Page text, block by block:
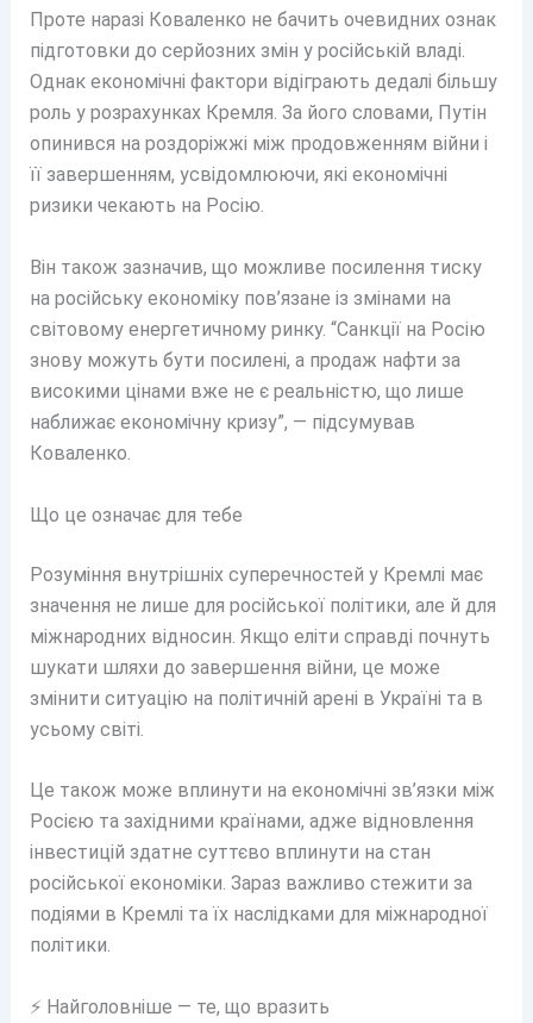
Проте наразі Коваленко не бачить очевидних ознак
підготовки до серйозних змін у російській владі.
Однак економічні фактори відіграють дедалі більшу
роль у розрахунках Кремля. За його словами, Путін
опинився на роздоріжжі між продовженням війни і
її завершенням, усвідомлюючи, які економічні
ризики чекають на Росію.
Він також зазначив, що можливе посилення тиску
на російську економіку пов’язане із змінами на
світовому енергетичному ринку. “Санкції на Росію
знову можуть бути посилені, а продаж нафти за
високими цінами вже не є реальністю, що лише
наближає економічну кризу”, — підсумував
Коваленко.
Що це означає для тебе
Розуміння внутрішніх суперечностей у Кремлі має
значення не лише для російської політики, але й для
міжнародних відносин. Якщо еліти справді почнуть
шукати шляхи до завершення війни, це може
змінити ситуацію на політичній арені в Україні та в
усьому світі.
Це також може вплинути на економічні зв’язки між
Росією та західними країнами, адже відновлення
інвестицій здатне суттєво вплинути на стан
російської економіки. Зараз важливо стежити за
подіями в Кремлі та їх наслідками для міжнародної
політики.
⚡ Найголовніше — те, що вразить